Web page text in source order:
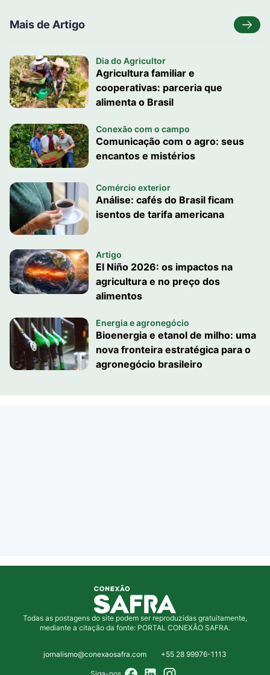
Mais de Artigo
Dia do Agricultor
Agricultura familiar e
cooperativas: parceria que
alimenta o Brasil
Conexão com o campo
Comunicação com o agro: seus
encantos e mistérios
Comércio exterior
Análise: cafés do Brasil ficam
isentos de tarifa americana
Artigo
El Niño 2026: os impactos na
agricultura e no preço dos
alimentos
Energia e agronegócio
Bioenergia e etanol de milho: uma
nova fronteira estratégica para o
agronegócio brasileiro
Todas as postagens do site podem ser reproduzidas gratuitamente,
mediante a citação da fonte: PORTAL CONEXÃO SAFRA.
jornalismo@conexaosafra.com +55 28 99976-1113